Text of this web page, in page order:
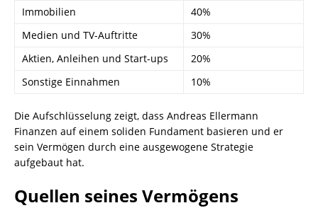
Immobilien
40%
Medien und TV-Auftritte
30%
Aktien, Anleihen und Start-ups
20%
Sonstige Einnahmen
10%
Die Aufschlüsselung zeigt, dass Andreas Ellermann
Finanzen auf einem soliden Fundament basieren und er
sein Vermögen durch eine ausgewogene Strategie
aufgebaut hat.
Quellen seines Vermögens